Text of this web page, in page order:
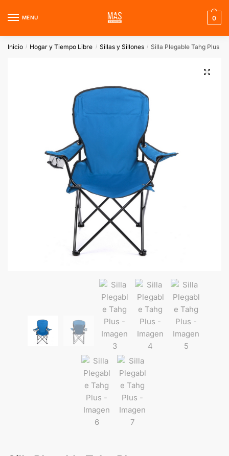
MENU 0
Inicio / Hogar y Tiempo Libre / Sillas y Sillones / Silla Plegable Tahg Plus
🔍